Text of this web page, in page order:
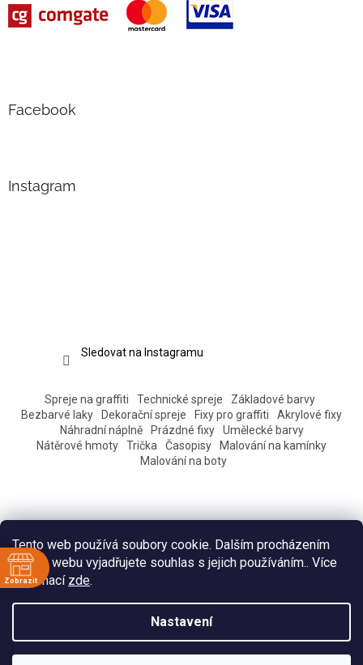
Tento web používá soubory cookie. Dalším procházením
tohoto webu vyjadřujete souhlas s jejich používáním.. Více
informací zde.
Nastavení
Facebook
Instagram
Sledovat na Instagramu
Spreje na graffiti Technické spreje
Základové barvy
Bezbarvé laky
Dekorační spreje Fixy pro graffiti
Akrylové fixy
Náhradní náplně
Prázdné fixy
Umělecké barvy
Nátěrové hmoty
Trička Časopisy
Malování na kamínky
Malování na boty
Zobrazit